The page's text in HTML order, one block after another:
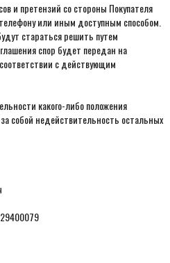
и претензий со стороны Покупателя
или иным доступным способом.
стараться решить путем
спор будет передан на
с действующим
какого-либо положения
собой недействительность остальных